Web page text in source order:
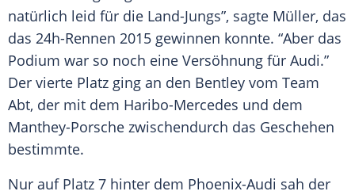
natürlich leid für die Land-Jungs”, sagte Müller, das
das 24h-Rennen 2015 gewinnen konnte. “Aber das
Podium war so noch eine Versöhnung für Audi.”
Der vierte Platz ging an den Bentley vom Team
Abt, der mit dem Haribo-Mercedes und dem
Manthey-Porsche zwischendurch das Geschehen
bestimmte.
Nur auf Platz 7 hinter dem Phoenix-Audi sah der